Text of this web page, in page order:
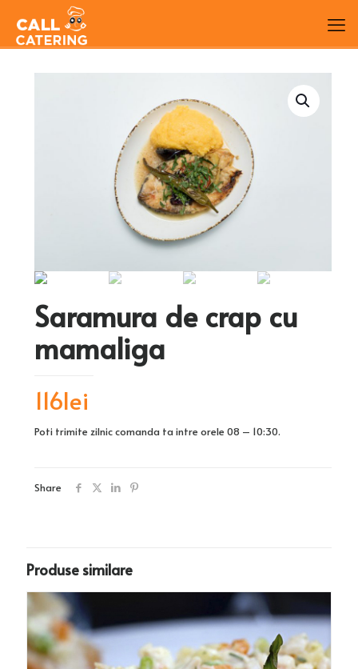
Saramura de crap cu
mamaliga
116lei
Poti trimite zilnic comanda ta intre orele 08 – 10:30.
Share
Produse similare